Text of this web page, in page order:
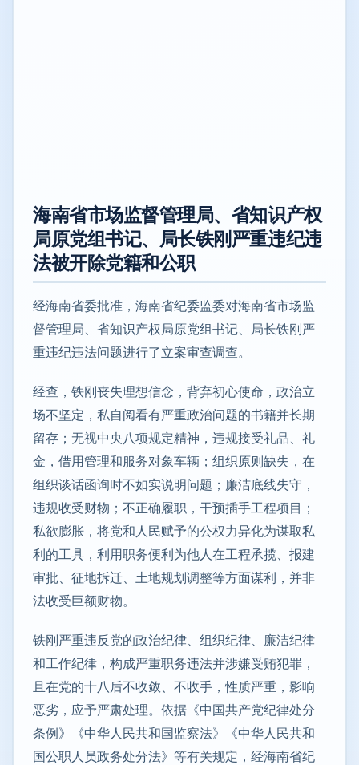
海南省市场监督管理局、省知识产权
局原党组书记、局长铁刚严重违纪违
法被开除党籍和公职
经海南省委批准，海南省纪委监委对海南省市场监
督管理局、省知识产权局原党组书记、局长铁刚严
重违纪违法问题进行了立案审查调查。
经查，铁刚丧失理想信念，背弃初心使命，政治立
场不坚定，私自阅看有严重政治问题的书籍并长期
留存；无视中央八项规定精神，违规接受礼品、礼
金，借用管理和服务对象车辆；组织原则缺失，在
组织谈话函询时不如实说明问题；廉洁底线失守，
违规收受财物；不正确履职，干预插手工程项目；
私欲膨胀，将党和人民赋予的公权力异化为谋取私
利的工具，利用职务便利为他人在工程承揽、报建
审批、征地拆迁、土地规划调整等方面谋利，并非
法收受巨额财物。
铁刚严重违反党的政治纪律、组织纪律、廉洁纪律
和工作纪律，构成严重职务违法并涉嫌受贿犯罪，
且在党的十八后不收敛、不收手，性质严重，影响
恶劣，应予严肃处理。依据《中国共产党纪律处分
条例》《中华人民共和国监察法》《中华人民共和
国公职人员政务处分法》等有关规定，经海南省纪